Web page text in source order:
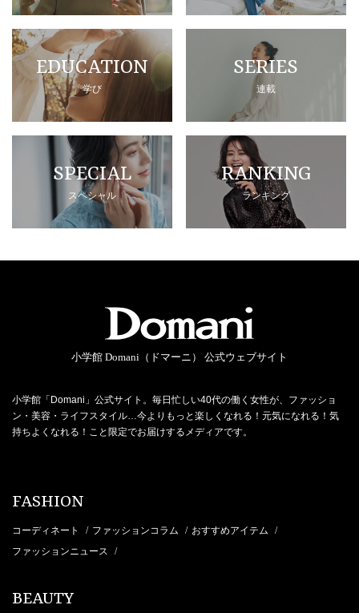
EDUCATION
学び
SERIES
連載
SPECIAL
スペシャル
RANKING
ランキング
小学館 Domani（ドマーニ） 公式ウェブサイト
小学館「Domani」公式サイト。毎日忙しい40代の働く女性が、ファッショ
ン・美容・ライフスタイル…今よりもっと楽しくなれる！元気になれる！気
持ちよくなれる！こと限定でお届けするメディアです。
FASHION
コーディネート / ファッションコラム / おすすめアイテム /
ファッションニュース /
BEAUTY